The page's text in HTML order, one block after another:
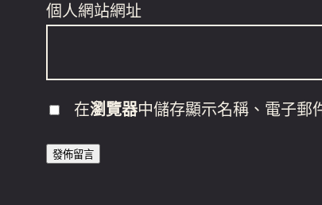
個人網站網址
在瀏覽器中儲存顯示名稱、電子郵